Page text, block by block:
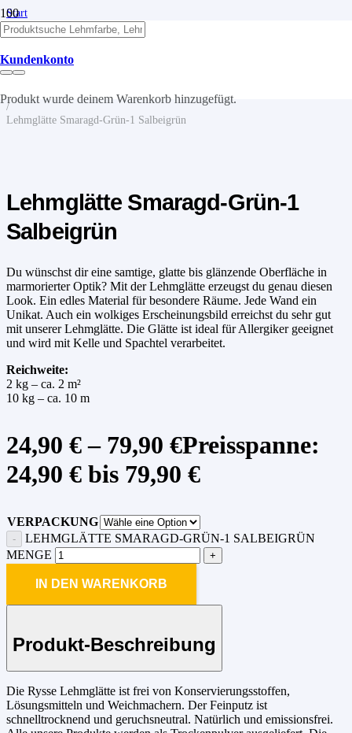
Kundenkonto
Produkt wurde deinem Warenkorb hinzugefügt.
Start
/
Lehm
/
Lehmputze
Lehmglätte
/
Lehmglätte Smaragd-Grün-1 Salbeigrün
Lehmglätte Smaragd-Grün-1
Salbeigrün
Du wünschst dir eine samtige, glatte bis glänzende Oberfläche in
marmorierter Optik? Mit der Lehmglätte erzeugst du genau diesen
Look. Ein edles Material für besondere Räume. Jede Wand ein
Unikat. Auch ein wolkiges Erscheinungsbild erreichst du sehr gut
mit unserer Lehmglätte. Die Glätte ist ideal für Allergiker geeignet
und wird mit Kelle und Spachtel verarbeitet.
Reichweite:
2 kg – ca. 2 m²
10 kg – ca. 10 m
24,90 € – 79,90 €Preisspanne:
24,90 € bis 79,90 €
VERPACKUNG
LEHMGLÄTTE SMARAGD-GRÜN-1 SALBEIGRÜN
MENGE
IN DEN WARENKORB
Produkt-Beschreibung
Die Rysse Lehmglätte ist frei von Konservierungsstoffen,
Lösungsmitteln und Weichmachern. Der Feinputz ist
schnelltrocknend und geruchsneutral. Natürlich und emissionsfrei.